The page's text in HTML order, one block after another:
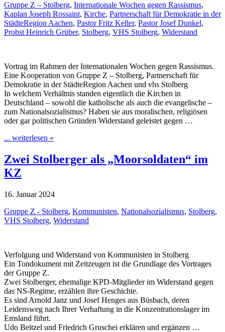
Gruppe Z – Stolberg, Internationale Wochen gegen Rassismus,
Kaplan Joseph Rossaint, Kirche, Partnerschaft für Demokratie in der
StädteRegion Aachen, Pastor Fritz Keller, Pastor Josef Dunkel,
Probst Heinrich Grüber, Stolberg, VHS Stolberg, Widerstand
Vortrag im Rahmen der Internationalen Wochen gegen Rassismus.
Eine Kooperation von Gruppe Z – Stolberg, Partnerschaft für
Demokratie in der StädteRegion Aachen und vhs Stolberg
In welchem Verhältnis standen eigentlich die Kirchen in
Deutschland – sowohl die katholische als auch die evangelische –
zum Nationalsozialismus? Haben sie aus moralischen, religiösen
oder gar politischen Gründen Widerstand geleistet gegen …
... weiterlesen »
Zwei Stolberger als „Moorsoldaten“ im
KZ
16. Januar 2024
Gruppe Z - Stolberg, Kommunisten, Nationalsozialismus, Stolberg,
VHS Stolberg, Widerstand
Verfolgung und Widerstand von Kommunisten in Stolberg
Ein Tondokument mit Zeitzeugen ist die Grundlage des Vortrages
der Gruppe Z.
Zwei Stolberger, ehemalige KPD-Mitglieder im Widerstand gegen
das NS-Regime, erzählen ihre Geschichte.
Es sind Arnold Janz und Josef Henges aus Büsbach, deren
Leidensweg nach Ihrer Verhaftung in die Konzentrationslager im
Emsland führt.
Udo Beitzel und Friedrich Gruschei erklären und ergänzen …